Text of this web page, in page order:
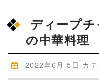
ディープ
の中華料
2022年6月 5日 カ